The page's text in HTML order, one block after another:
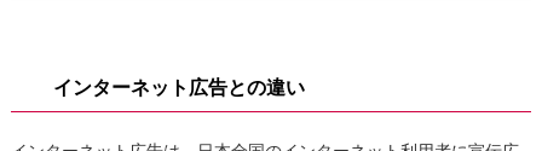
インターネット広告との違い